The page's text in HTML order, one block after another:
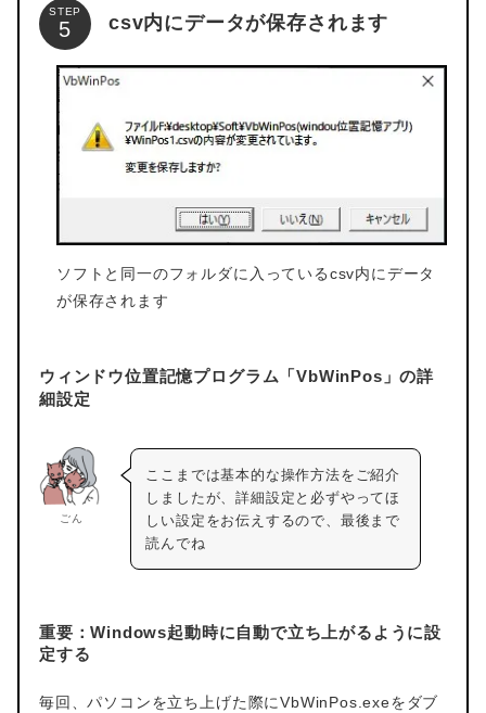
STEP
csv内にデータが保存されます
ソフトと同一のフォルダに入っているcsv内にデータ
が保存されます
ウィンドウ位置記憶プログラム「VbWinPos」の詳
細設定
ごん
ここまでは基本的な操作方法をご紹介
しましたが、詳細設定と必ずやってほ
しい設定をお伝えするので、最後まで
読んでね
重要：Windows起動時に自動で立ち上がるように設
定する
毎回、パソコンを立ち上げた際にVbWinPos.exeをダブ